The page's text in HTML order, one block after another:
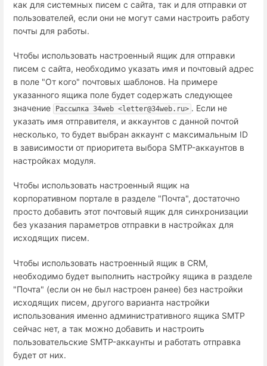
как для системных писем с сайта, так и для отправки от
пользователей, если они не могут сами настроить работу
почты для работы.
Чтобы использовать настроенный ящик для отправки
писем с сайта, необходимо указать имя и почтовый адрес
в поле "От кого" почтовых шаблонов. На примере
указанного ящика поле будет содержать следующее
значение
Рассылка 34web <letter@34web.ru> . Если не
указать имя отправителя, и аккаунтов с данной почтой
несколько, то будет выбран аккаунт с максимальным ID
в зависимости от приоритета выбора SMTP-аккаунтов в
настройках модуля.
Чтобы использовать настроенный ящик на
корпоративном портале в разделе "Почта", достаточно
просто добавить этот почтовый ящик для синхронизации
без указания параметров отправки в настройках для
исходящих писем.
Чтобы использовать настроенный ящик в CRM,
необходимо будет выполнить настройку ящика в разделе
"Почта" (если он не был настроен ранее) без настройки
исходящих писем, другого варианта настройки
использования именно административного ящика SMTP
сейчас нет, а так можно добавить и настроить
пользовательские SMTP-аккаунты и работать отправка
будет от них.